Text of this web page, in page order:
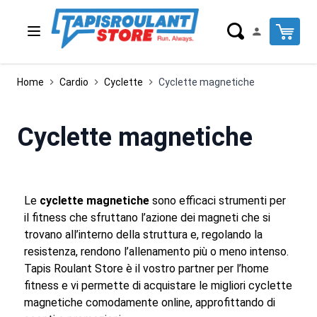
Salta al contenuto
Cart
Home Cardio Cyclette Cyclette magnetiche
Cyclette magnetiche
Le cyclette magnetiche sono efficaci strumenti per
il fitness che sfruttano l’azione dei magneti che si
trovano all’interno della struttura e, regolando la
resistenza, rendono l’allenamento più o meno intenso.
Tapis Roulant Store è il vostro partner per l’home
fitness e vi permette di acquistare le migliori cyclette
magnetiche comodamente online, approfittando di